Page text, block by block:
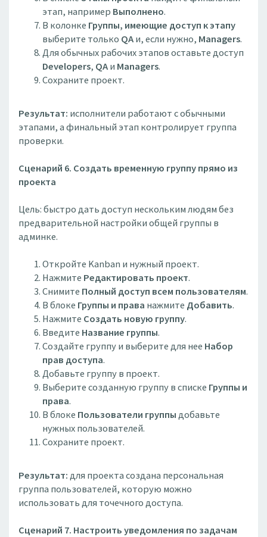
этап, например Выполнено.
В колонке Группы, имеющие доступ к этапу
выберите только QAи, если нужно, Managers.
Для обычных рабочих этапов оставьте доступ
Developers, QAи Managers.
Сохраните проект.
Результат: исполнители работают с обычными
этапами, а финальный этап контролирует группа
проверки.
Сценарий 6. Создать временную группу прямо из
проекта
Цель: быстро дать доступ нескольким людям без
предварительной настройки общей группы в
админке.
Откройте Kanban и нужный проект.
Нажмите Редактировать проект.
Снимите Полный доступ всем пользователям.
В блоке Группы и права нажмите Добавить.
Нажмите Создать новую группу.
Введите Название группы.
Создайте группу и выберите для нее Набор
прав доступа.
Добавьте группу в проект.
Выберите созданную группу в списке Группы и
права.
В блоке Пользователи группыдобавьте
нужных пользователей.
Сохраните проект.
Результат:для проекта создана персональная
группа пользователей, которую можно
использовать для точечного доступа.
Сценарий 7. Настроить уведомления по задачам